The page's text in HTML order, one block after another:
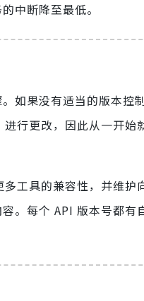
中断降至最低。
如果没有适当的版本控
行更改，因此从一开始
工具的兼容性，并维护
。每个 API 版本号都有